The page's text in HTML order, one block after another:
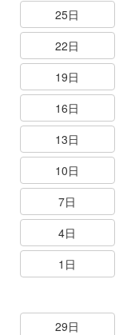
25日
22日
19日
16日
13日
10日
7日
4日
1日
29日